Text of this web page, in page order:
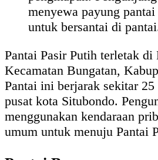
menyewa payung
untuk bersantai di
Pantai Pasir Putih terletak di
Kecamatan Bungatan,
Pantai ini berjarak sekitar
pusat kota Situbondo.
menggunakan kendaraan
umum untuk menuju Pantai